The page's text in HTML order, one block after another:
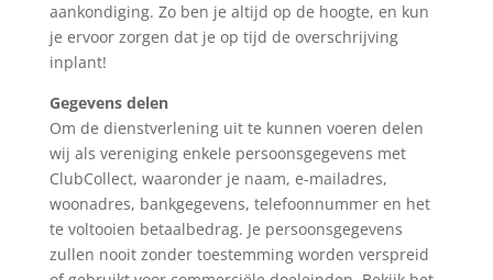
aankondiging. Zo ben je altijd op de hoogte, en kun
je ervoor zorgen dat je op tijd de overschrijving
inplant!
Gegevens delen
Om de dienstverlening uit te kunnen voeren delen
wij als vereniging enkele persoonsgegevens met
ClubCollect, waaronder je naam, e-mailadres,
woonadres, bankgegevens, telefoonnummer en het
te voltooien betaalbedrag. Je persoonsgegevens
zullen nooit zonder toestemming worden verspreid